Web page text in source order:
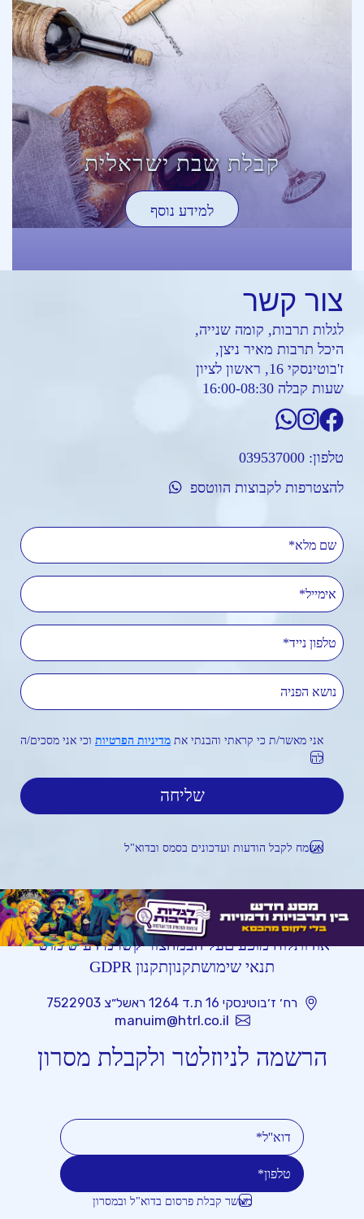
קבלת שבת ישראלית
למידע נוסף
צור קשר
לגלות תרבות, קומה שנייה,
היכל תרבות מאיר ניצן,
ז'בוטינסקי 16, ראשון לציון
שעות קבלה 16:00-08:30
טלפון: 039537000
להצטרפות לקבוצות הווטספ
שם מלא
אימייל
טלפון נייד
נושא הפניה
אני מאשר/ת כי קראתי והבנתי את מדיניות הפרטיות וכי אני מסכים/ה
לה
אשמח לקבל הודעות ועדכונים בסמס ובדוא"ל
אודותלוח מופעיםעל הבמהצור קשרמידע שימושי
תנאי שימושתקנוןתקנון GDPR
רח׳ ז׳בוטינסקי 16 ת.ד 1264 ראשל״צ 7522903
manuim@htrl.co.il
הרשמה לניוזלטר ולקבלת מסרון
מאשר קבלת פרסום בדוא"ל ובמסרון